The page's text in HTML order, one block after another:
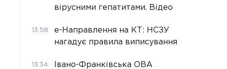
вірусними гепатитами. Відео
13:58
е-Направлення на КТ: НСЗУ
нагадує правила виписування
13:34
Івано-Франківська ОВА